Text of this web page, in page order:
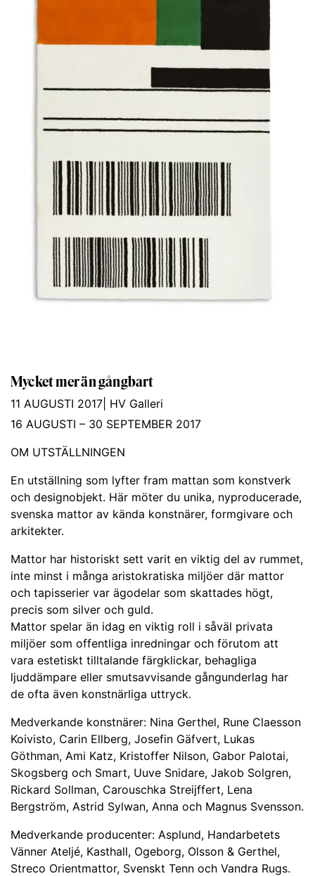
Mycket mer än gångbart
11 AUGUSTI 2017 HV Galleri
16 AUGUSTI – 30 SEPTEMBER 2017
OM UTSTÄLLNINGEN
En utställning som lyfter fram mattan som konstverk
och designobjekt. Här möter du unika, nyproducerade,
svenska mattor av kända konstnärer, formgivare och
arkitekter.
Mattor har historiskt sett varit en viktig del av rummet,
inte minst i många aristokratiska miljöer där mattor
och tapisserier var ägodelar som skattades högt,
precis som silver och guld.
Mattor spelar än idag en viktig roll i såväl privata
miljöer som offentliga inredningar och förutom att
vara estetiskt tilltalande färgklickar, behagliga
ljuddämpare eller smutsavvisande gångunderlag har
de ofta även konstnärliga uttryck.
Medverkande konstnärer: Nina Gerthel, Rune Claesson
Koivisto, Carin Ellberg, Josefin Gäfvert, Lukas
Göthman, Ami Katz, Kristoffer Nilson, Gabor Palotai,
Skogsberg och Smart, Uuve Snidare, Jakob Solgren,
Rickard Sollman, Carouschka Streijffert, Lena
Bergström, Astrid Sylwan, Anna och Magnus Svensson.
Medverkande producenter: Asplund, Handarbetets
Vänner Ateljé, Kasthall, Ogeborg, Olsson & Gerthel,
Streco Orientmattor, Svenskt Tenn och Vandra Rugs.